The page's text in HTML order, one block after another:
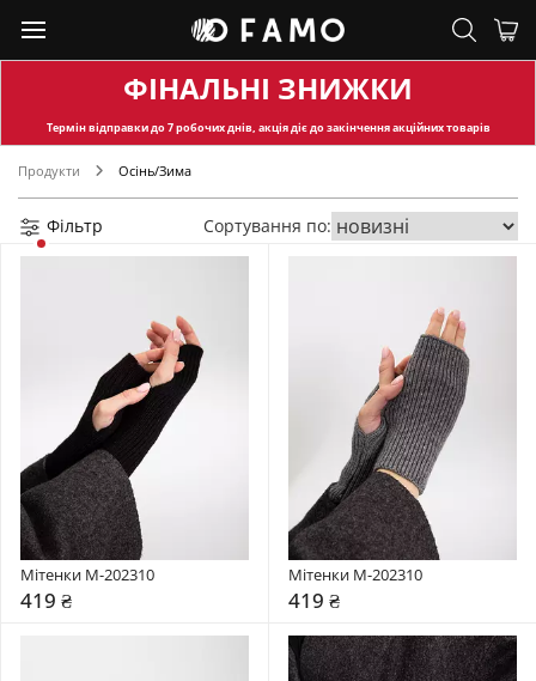
ФІНАЛЬНІ ЗНИЖКИ
Термін відправкидо 7 робочих днів, акція діє до закінчення акційних товарів
Продукти Осінь/Зима
Фільтр Сортування по:
Мітенки M-202310
419 ₴
Мітенки M-202310
419 ₴